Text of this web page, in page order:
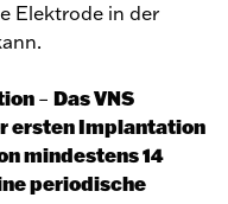
Elektrode in der
– Das VNS
ersten Implantation
mindestens 14
periodische